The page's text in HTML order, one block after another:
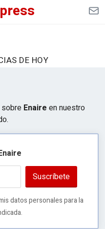
press
DE HOY
sobre Enaire en nuestro
Suscríbete
datos personales para la